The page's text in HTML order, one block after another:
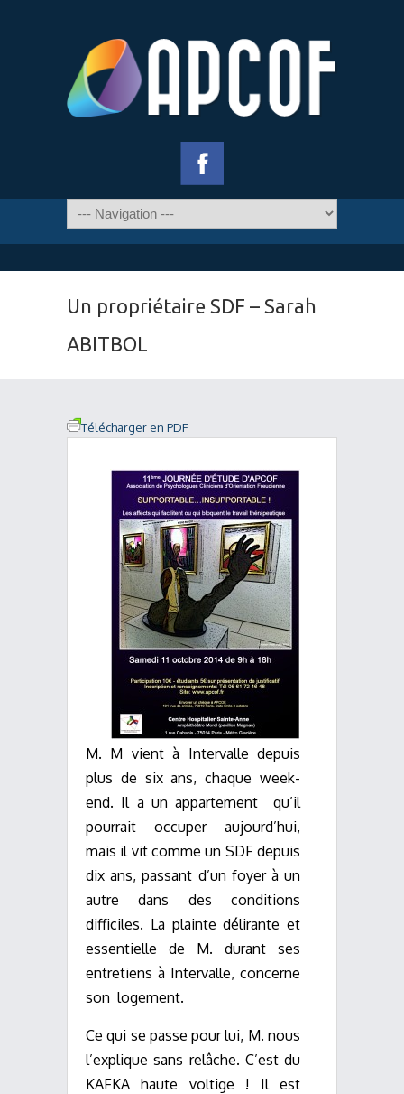
Un propriétaire SDF – Sarah
ABITBOL
Télécharger en PDF
M. M vient à Intervalle depuis
plus de six ans, chaque week-
end. Il a un appartement
qu’il
pourrait occuper
aujourd’hui,
mais il vit comme un SDF depuis
dix ans, passant d’un foyer à un
autre dans des conditions
difficiles. La plainte délirante et
essentielle de M. durant ses
entretiens à Intervalle, concerne
son logement.
Ce qui se passe pour lui, M. nous
l’explique sans relâche. C’est du
KAFKA haute voltige ! Il est